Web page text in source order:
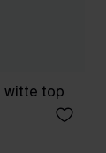
witte top